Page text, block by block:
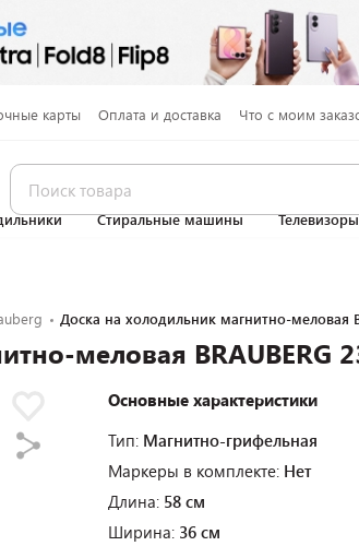
карты Оплата и доставка Что с моим
Стиральные машины Телевизоры
Доска на холодильник магнитно-меловая
меловая BRAUBERG
Основные характеристики
Тип: Магнитно-грифельная
Маркеры в комплекте: Нет
Длина: 58 см
Ширина: 36 см